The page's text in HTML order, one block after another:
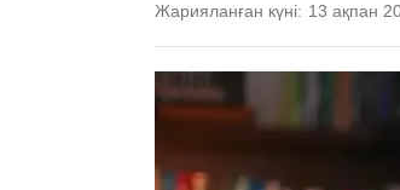
Жарияланған күні: 13 ақпан